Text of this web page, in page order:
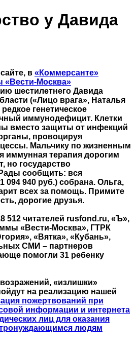
у Давида
в «Коммерсанте»
«Вести-Москва»
шестилетнего Давида
(«Лицо врага», Наталья
генетическое
иммунодефицит. Клетки
вместо защиты от инфекций
провоцируя
Мальчику по жизненным
иммунная терапия дорогим
но государство
сообщить: вся
094 940 руб.) собрана. Ольга,
всех за помощь. Примите
дорогие друзья.
512 читателей rusfond.ru, «Ъ»,
«Вести-Москва», ГТРК
«Вятка», «Кубань»,
СМИ – партнеров
помогли 31 ребенку
«излишки»
на реализацию нашей
пожертвований при
информации и интернета
лиц для оказания
людям